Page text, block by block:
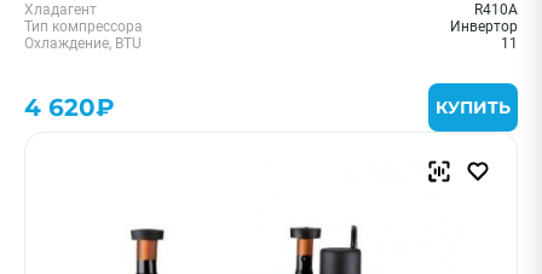
Хладагент
R410A
Тип компрессора
Инвертор
Охлаждение, BTU
11
4 620₽ КУПИТЬ